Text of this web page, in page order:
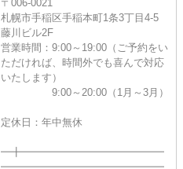
〒006-0021
札幌市手稲区手稲本町1条3丁目4-5
藤川ビル2F
営業時間：9:00～19:00（ご予約をい
ただければ、時間外でも喜んで対応
いたします）
9:00～20:00（1月～3月）
定休日：年中無休
━╋━━━━━━━━━━━━━━